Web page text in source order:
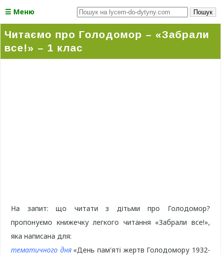
☰ Меню Пошук
Читаємо про Голодомор – «Забрали
все!» – 1 клас
На запит: що читати з дітьми про Голодомор?
пропонуємо книжечку легкого читання «Забрали все!»,
яка написана для:
тематичного дня«День пам'яті жертв Голодомору 1932-